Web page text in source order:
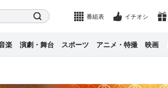
検索 番組表 イチオシ
楽 演劇・舞台 スポーツ アニメ・特撮 映画